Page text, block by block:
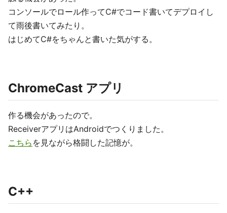
コンソールでロール作ってC#でコード書いてデプロイし
て雨後書いてみたり。
はじめてC#をちゃんと書いた気がする。
ChromeCast アプリ
作る機会があったので。
ReceiverアプリはAndroidでつくりました。
こちら を見ながら格闘した記憶が。
C++